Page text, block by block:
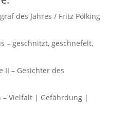
des Jahres / Fritz Pölking
– geschnitzt, geschnefelt,
II – Gesichter des
– Vielfalt | Gefährdung |